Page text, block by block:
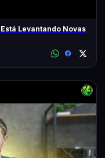
Levantando Novas